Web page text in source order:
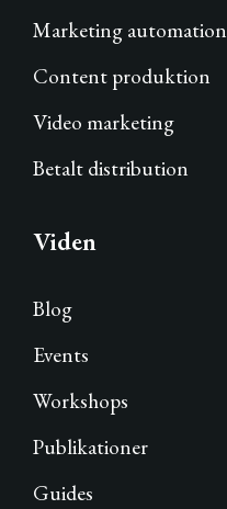
Marketing automation
Content produktion
Video marketing
Betalt distribution
Viden
Blog
Events
Workshops
Publikationer
Guides